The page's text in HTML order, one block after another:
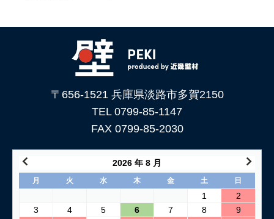
〒656-1521 兵庫県淡路市多賀2150
TEL 0799-85-1147
FAX 0799-85-2030
2026 年 8 月
月 火 水 木 金 土 日
1
2
3
4 5 6 7 8
9